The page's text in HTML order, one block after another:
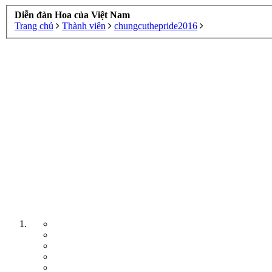
Diễn đàn Hoa của Việt Nam
Trang chủ
Thành viên chungcuthepride2016